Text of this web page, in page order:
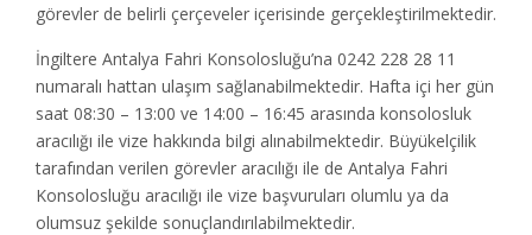
görevler de belirli çerçeveler içerisinde gerçekleştirilmektedir.
İngiltere Antalya Fahri Konsolosluğu’na 0242 228 28 11
numaralı hattan ulaşım sağlanabilmektedir. Hafta içi her gün
saat 08:30 – 13:00 ve 14:00 – 16:45 arasında konsolosluk
aracılığı ile vize hakkında bilgi alınabilmektedir. Büyükelçilik
tarafından verilen görevler aracılığı ile de Antalya Fahri
Konsolosluğu aracılığı ile vize başvuruları olumlu ya da
olumsuz şekilde sonuçlandırılabilmektedir.